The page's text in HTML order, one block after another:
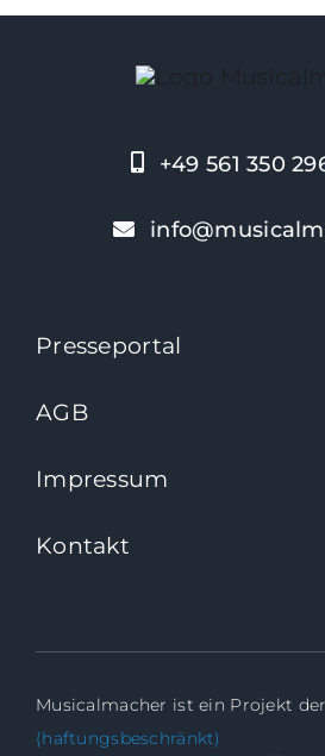
+49 561 350
Presseportal
AGB
Impressum
Kontakt
Musicalmacher ist ein Projekt der
(haftungsbeschränkt)